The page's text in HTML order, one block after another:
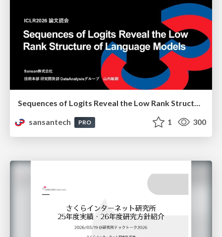
Sequences of Logits Reveal the Low Rank Structure of Language Models
sansantech
PRO 1 300